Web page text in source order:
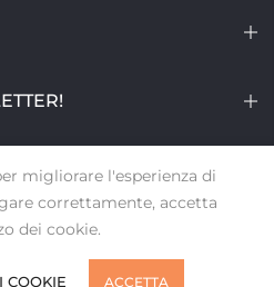
Dessert © 2026
0
migliorare l'esperienza di
correttamente, accetta
dei cookie.
COOKIE ACCETTA